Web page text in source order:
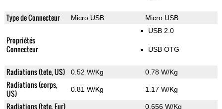
Type de Connecteur Micro USB Micro USB
Propriétés
Connecteur
USB 2.0
USB OTG
Radiations (tete, US) 0.52 W/Kg 0.78 W/Kg
Radiations (corps,
US)
0.81 W/Kg 1.17 W/Kg
Radiations (tete, Eur) 0.656 W/Kg